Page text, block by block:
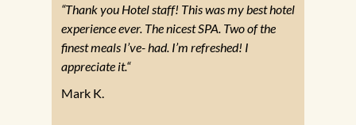
“Thank you Hotel staff! This was my best hotel
experience ever. The nicest SPA. Two of the
finest meals I’ve- had. I’m refreshed! I
appreciate it.“
Mark K.